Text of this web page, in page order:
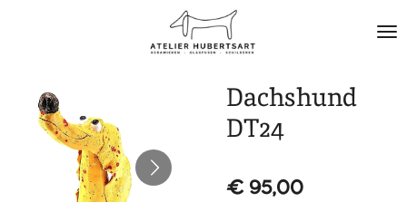
hoofdinhoud
Dachshund
DT24
€ 95,00